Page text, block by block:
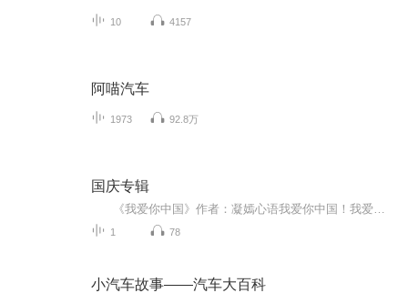
10 4157
阿喵汽车
1973 92.8万
国庆专辑
1 78
小汽车故事——汽车大百科